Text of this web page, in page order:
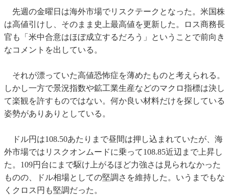
先週の金曜日は海外市場でリスクテークとなった。米国株
は高値引けし、そのまま史上最高値を更新した。ロス商務長
官も「米中合意はほぼ成立するだろう」ということで前向き
なコメントを出している。
それが漂っていた高値恐怖症を薄めたものと考えられる。
しかし一方で景況指数や鉱工業生産などのマクロ指標は決し
て楽観を許すものではない。何か良い材料だけを探している
姿勢がありありとしている。
ドル円は108.50あたりまで昼間は押し込まれていたが、海
外市場ではリスクオンムードに乗って108.85近辺まで上昇し
た。109円台にまで駆け上がるほど力強さは見られなかった
ものの、ドル相場としての堅調さを維持した。いうまでもな
くクロス円も堅調だった。